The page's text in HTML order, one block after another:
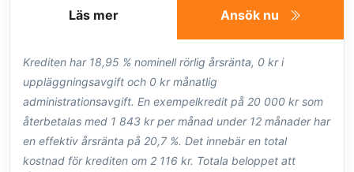
Ansök nu
Läs mer
Krediten har 18,95 % nominell rörlig årsränta, 0 kr i
uppläggningsavgift och 0 kr månatlig
administrationsavgift. En exempelkredit på 20 000 kr som
återbetalas med 1 843 kr per månad under 12 månader har
en effektiv årsränta på 20,7 %. Det innebär en total
kostnad för krediten om 2 116 kr. Totala beloppet att